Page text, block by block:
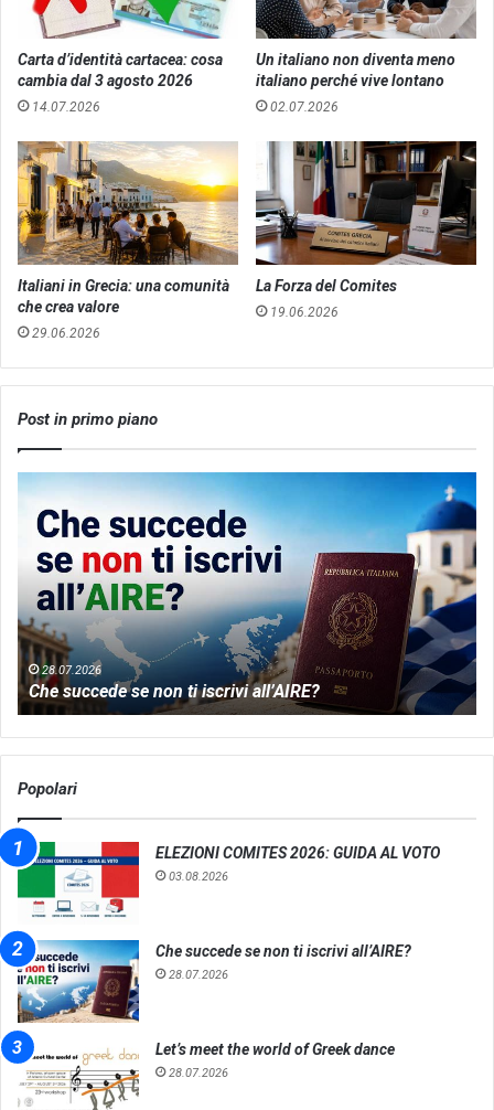
Carta d’identità cartacea: cosa
cambia dal 3 agosto 2026
14.07.2026
Un italiano non diventa meno
italiano perché vive lontano
02.07.2026
Italiani in Grecia: una comunità
che crea valore
29.06.2026
La Forza del Comites
19.06.2026
Post in primo piano
Che
succede
non
iscrivi
all’AIRE?
28.07.2026
Che succede se non ti iscrivi all’AIRE?
the
of
Popolari
ELEZIONI COMITES 2026: GUIDA AL VOTO
03.08.2026
Che succede se non ti iscrivi all’AIRE?
28.07.2026
Let’s meet the world of Greek dance
28.07.2026